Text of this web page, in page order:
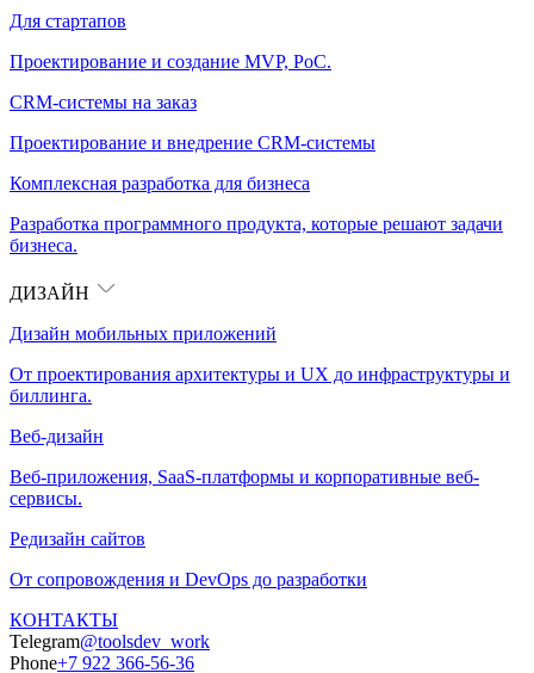
Для стартапов
Проектирование и создание MVP, PoC.
CRM-системы на заказ
Проектирование и внедрение CRM-системы
Комплексная разработка для бизнеса
Разработка программного продукта, которые решают задачи
бизнеса.
ДИЗАЙН
Дизайн мобильных приложений
От проектирования архитектуры и UX до инфраструктуры и
биллинга.
Веб-дизайн
Веб-приложения, SaaS-платформы и корпоративные веб-
сервисы.
Редизайн сайтов
От сопровождения и DevOps до разработки
КОНТАКТЫ
Telegram@toolsdev_work
Phone+7 922 366-56-36